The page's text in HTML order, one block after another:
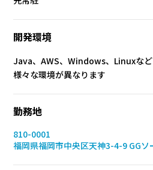
開発環境
Java、AWS、Windows、Linuxなど
様々な環境が異なります
勤務地
810-0001
福岡県福岡市中央区天神3-4-9 GGソ